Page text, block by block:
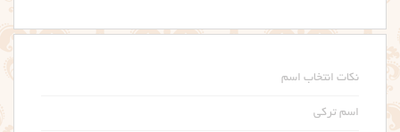
نکات انتخاب اسم
اسم ترکی